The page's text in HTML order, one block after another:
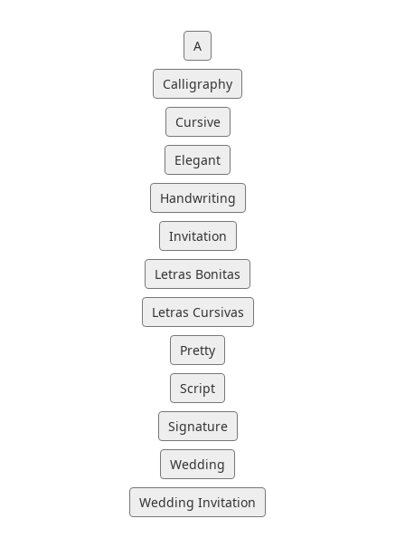
A
Calligraphy
Cursive
Elegant
Handwriting
Invitation
Letras Bonitas
Letras Cursivas
Pretty
Script
Signature
Wedding
Wedding Invitation